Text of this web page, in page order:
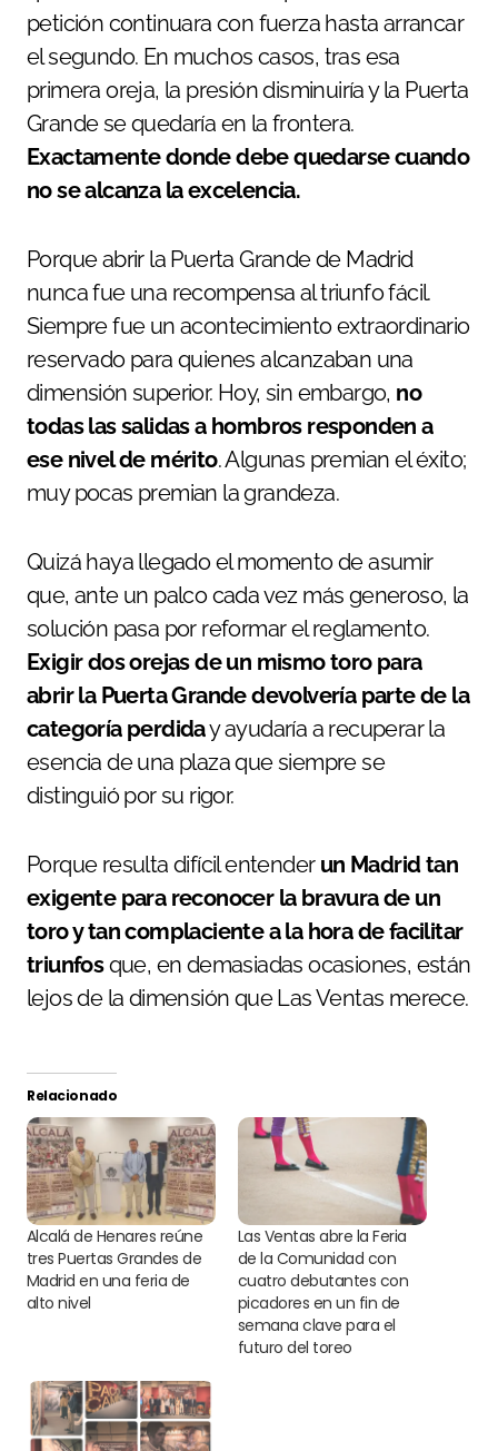
petición continuara con fuerza hasta arrancar
el segundo. En muchos casos, tras esa
primera oreja, la presión disminuiría y la Puerta
Grande se quedaría en la frontera.
Exactamente donde debe quedarse cuando
no se alcanza la excelencia.
Porque abrir la Puerta Grande de Madrid
nunca fue una recompensa al triunfo fácil.
Siempre fue un acontecimiento extraordinario
reservado para quienes alcanzaban una
dimensión superior. Hoy, sin embargo, no
todas las salidas a hombros responden a
ese nivel de mérito. Algunas premian el éxito;
muy pocas premian la grandeza.
Quizá haya llegado el momento de asumir
que, ante un palco cada vez más generoso, la
solución pasa por reformar el reglamento.
Exigir dos orejas de un mismo toro para
abrir la Puerta Grande devolvería parte de la
categoría perdiday ayudaría a recuperar la
esencia de una plaza que siempre se
distinguió por su rigor.
Porque resulta difícil entender un Madrid tan
exigente para reconocer la bravura de un
toro y tan complaciente a la hora de facilitar
triunfosque, en demasiadas ocasiones, están
lejos de la dimensión que Las Ventas merece.
Relacionado
Alcalá de Henares reúne
tres Puertas Grandes de
Madrid en una feria de
alto nivel
Las Ventas abre la Feria
de la Comunidad con
cuatro debutantes con
picadores en un fin de
semana clave para el
futuro del toreo